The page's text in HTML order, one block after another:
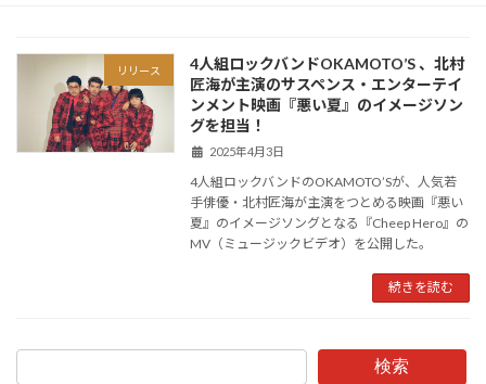
リリース
4人組ロックバンドOKAMOTO’S 、北村
匠海が主演のサスペンス・エンターテイ
ンメント映画『悪い夏』のイメージソン
グを担当！
2025年4月3日
4人組ロックバンドのOKAMOTO’Sが、人気若
手俳優・北村匠海が主演をつとめる映画『悪い
夏』のイメージソングとなる『Cheep Hero』の
MV（ミュージックビデオ）を公開した。
続きを読む
検索